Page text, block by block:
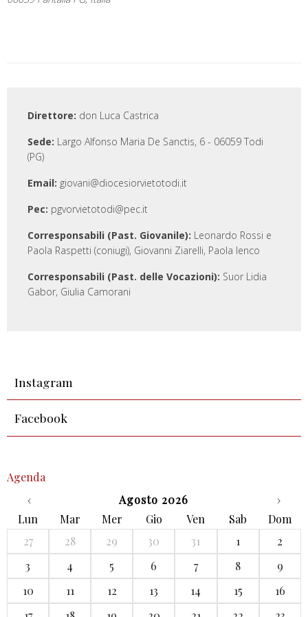
Direttore: don Luca Castrica
Sede: Largo Alfonso Maria De Sanctis, 6 - 06059 Todi
(PG)
Email: giovani@diocesiorvietotodi.it
Pec: pgvorvietotodi@pec.it
Corresponsabili (Past. Giovanile): Leonardo Rossi e
Paola Raspetti (coniugi), Giovanni Ziarelli, Paola Ienco
Corresponsabili (Past. delle Vocazioni): Suor Lidia
Gabor, Giulia Camorani
Instagram
Facebook
Agenda
‹
Agosto 2026
›
Lun
Mar Mer Gio Ven Sab
Dom
27
28 29 30 31 1
2
3
4 5 6 7 8
9
10
11 12 13 14 15
16